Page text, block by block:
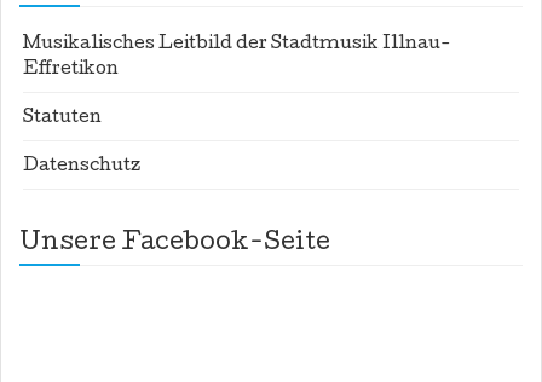
Musikalisches Leitbild der Stadtmusik Illnau-
Effretikon
Statuten
Datenschutz
Unsere Facebook-Seite